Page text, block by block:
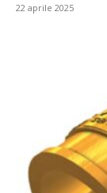
22 aprile 2025